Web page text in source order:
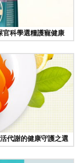
科學選糧護寵健康
代謝的健康守護之選